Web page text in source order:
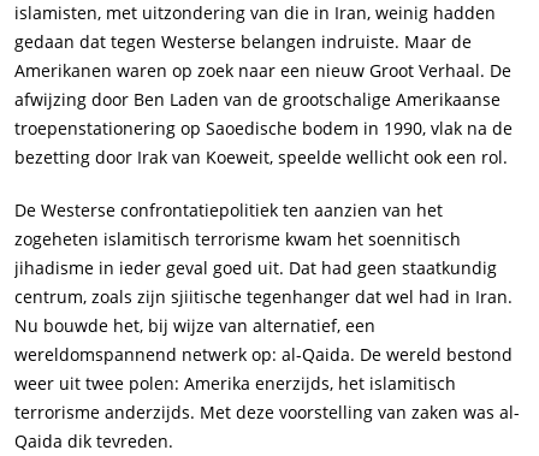
islamisten, met uitzondering van die in Iran, weinig hadden
gedaan dat tegen Westerse belangen indruiste. Maar de
Amerikanen waren op zoek naar een nieuw Groot Verhaal. De
afwijzing door Ben Laden van de grootschalige Amerikaanse
troepenstationering op Saoedische bodem in 1990, vlak na de
bezetting door Irak van Koeweit, speelde wellicht ook een rol.
De Westerse confrontatiepolitiek ten aanzien van het
zogeheten islamitisch terrorisme kwam het soennitisch
jihadisme in ieder geval goed uit. Dat had geen staatkundig
centrum, zoals zijn sjiitische tegenhanger dat wel had in Iran.
Nu bouwde het, bij wijze van alternatief, een
wereldomspannend netwerk op: al-Qaida. De wereld bestond
weer uit twee polen: Amerika enerzijds, het islamitisch
terrorisme anderzijds. Met deze voorstelling van zaken was al-
Qaida dik tevreden.